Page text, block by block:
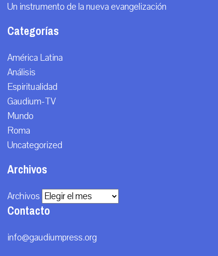
Un instrumento de la nueva evangelización
Categorías
América Latina
Análisis
Espiritualidad
Gaudium-TV
Mundo
Roma
Uncategorized
Archivos
Archivos
Contacto
info@gaudiumpress.org